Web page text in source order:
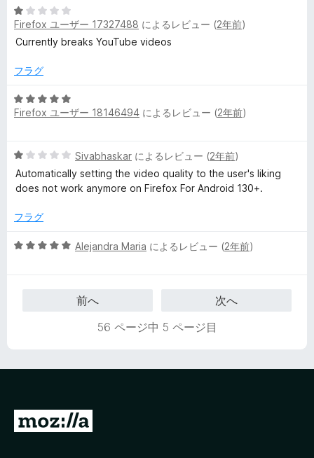
の
評
価
5
段
階
1
評
価
Firefox ユーザー 17327488 によるレビュー (2年前)
Currently breaks YouTube videos
フラグ
5
段
5
の
評
Firefox ユーザー 18146494 によるレビュー (2年前)
5
段
階
1
評
Sivabhaskar によるレビュー (2年前)
Automatically setting the video quality to the user's liking
does not work anymore on Firefox For Android 130+.
フラグ
5
Alejandra Maria によるレビュー (2年前)
前へ
次へ
56 ページ中 5 ページ目
M